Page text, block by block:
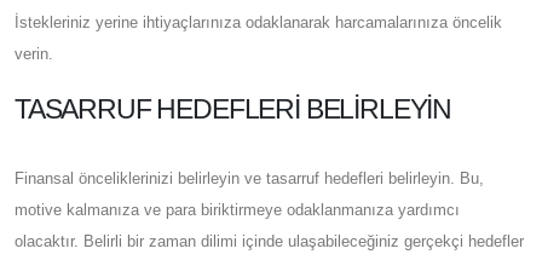
İstekleriniz yerine ihtiyaçlarınıza odaklanarak harcamalarınıza öncelik
verin.
TASARRUF HEDEFLERI BELIRLEYIN
Finansal önceliklerinizi belirleyin ve tasarruf hedefleri belirleyin. Bu,
motive kalmanıza ve para biriktirmeye odaklanmanıza yardımcı
olacaktır. Belirli bir zaman dilimi içinde ulaşabileceğiniz gerçekçi hedefler